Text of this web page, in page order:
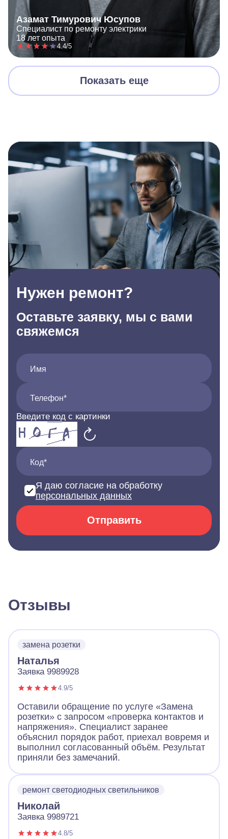
Азамат Тимурович Юсупов
Специалист по ремонту электрики
18 лет опыта
4.4/5
Показать еще
Нужен ремонт?
Оставьте заявку, мы с вами
свяжемся
Имя
Телефон*
Введите код с картинки
Код*
Я даю согласие на обработку
персональных данных
Отправить
Отзывы
замена розетки
Наталья
Заявка 9989928
4.9/5
Оставили обращение по услуге «Замена
розетки» с запросом «проверка контактов и
напряжения». Специалист заранее
объяснил порядок работ, приехал вовремя и
выполнил согласованный объём. Результат
приняли без замечаний.
ремонт светодиодных светильников
Николай
Заявка 9989721
4.8/5